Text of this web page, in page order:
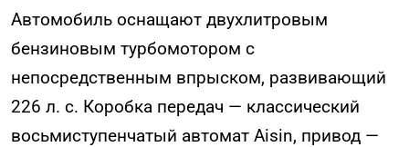
Автомобиль оснащают двухлитровым
бензиновым турбомотором с
непосредственным впрыском, развивающий
226 л. с. Коробка передач — классический
восьмиступенчатый автомат Aisin, привод —